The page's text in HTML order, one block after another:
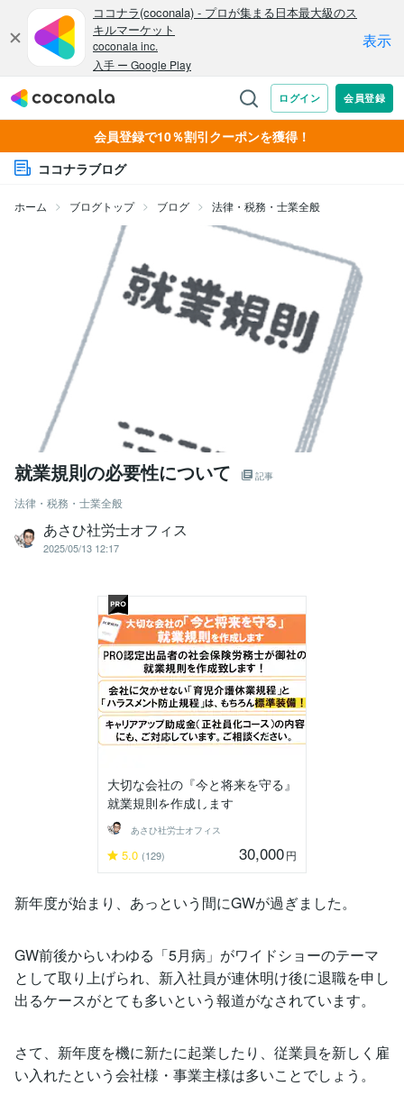
会員登録で10％割引クーポンを獲得！
ココナラブログ
ホーム ブログトップ ブログ 法律・税務・士業全般
就業規則の必要性について 記事
法律・税務・士業全般
あさひ社労士オフィス
2025/05/13 12:17
大切な会社の『今と将来を守る』
就業規則を作成します
あさひ社労士オフィス
5.0 (129) 30,000円
新年度が始まり、あっという間にGWが過ぎました。
GW前後からいわゆる「5月病」がワイドショーのテーマ
として取り上げられ、新入社員が連休明け後に退職を申し
出るケースがとても多いという報道がなされています。
さて、新年度を機に新たに起業したり、従業員を新しく雇
い入れたという会社様・事業主様は多いことでしょう。